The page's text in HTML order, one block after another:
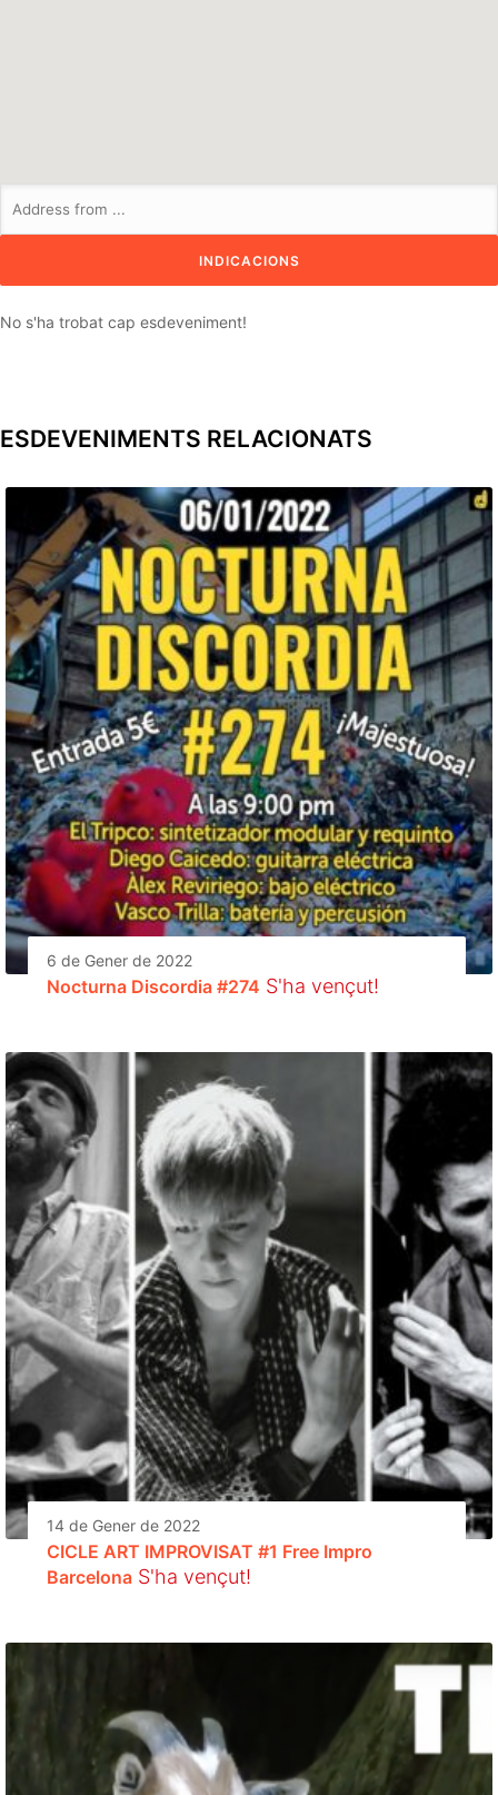
No s'ha trobat cap esdeveniment!
ESDEVENIMENTS RELACIONATS
6 de Gener de 2022
Nocturna Discordia #274 S'ha vençut!
14 de Gener de 2022
CICLE ART IMPROVISAT #1 Free Impro
Barcelona S'ha vençut!